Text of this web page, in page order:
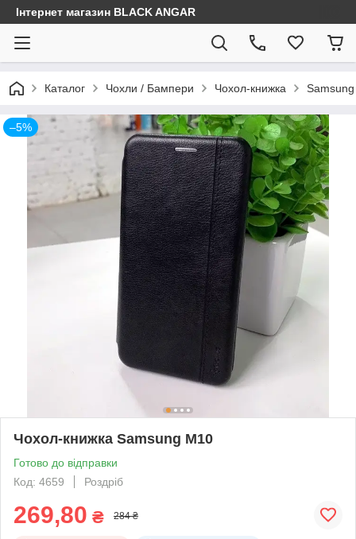
Інтернет магазин BLACK ANGAR
Каталог Чохли / Бампери Чохол-книжка Samsung
–5%
Чохол-книжка Samsung M10
Готово до відправки
Код: 4659
Роздріб
269,80 ₴ 284 ₴